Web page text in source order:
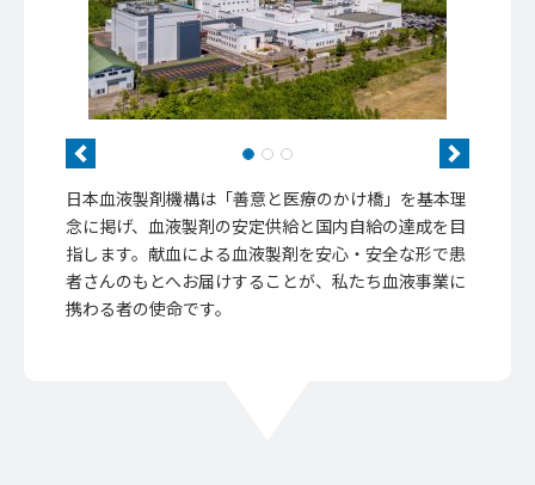
Previous
Next
日本血液製剤機構は「善意と医療のかけ橋」を基本理
念に掲げ、血液製剤の安定供給と国内自給の達成を目
指します。献血による血液製剤を安心・安全な形で患
者さんのもとへお届けすることが、私たち血液事業に
携わる者の使命です。